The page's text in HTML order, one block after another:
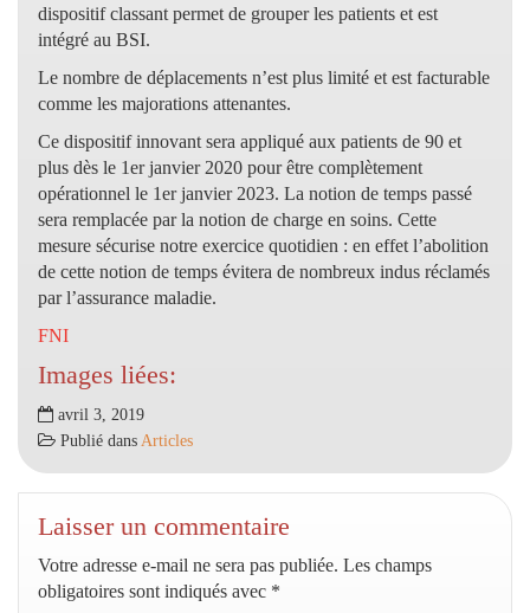
dispositif classant permet de grouper les patients et est
intégré au BSI.
Le nombre de déplacements n’est plus limité et est facturable
comme les majorations attenantes.
Ce dispositif innovant sera appliqué aux patients de 90 et
plus dès le 1er janvier 2020 pour être complètement
opérationnel le 1er janvier 2023. La notion de temps passé
sera remplacée par la notion de charge en soins. Cette
mesure sécurise notre exercice quotidien : en effet l’abolition
de cette notion de temps évitera de nombreux indus réclamés
par l’assurance maladie.
FNI
Images liées:
avril 3, 2019
Publié dans Articles
Laisser un commentaire
Votre adresse e-mail ne sera pas publiée. Les champs
obligatoires sont indiqués avec *